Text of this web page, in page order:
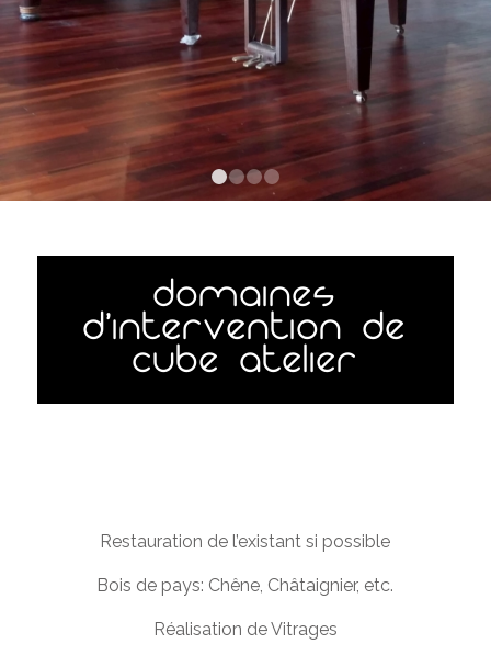
1 2 3 4
domaines
d’intervention de
cube atelier
Restauration de l’existant si possible
Bois de pays: Chêne, Châtaignier, etc.
Réalisation de Vitrages